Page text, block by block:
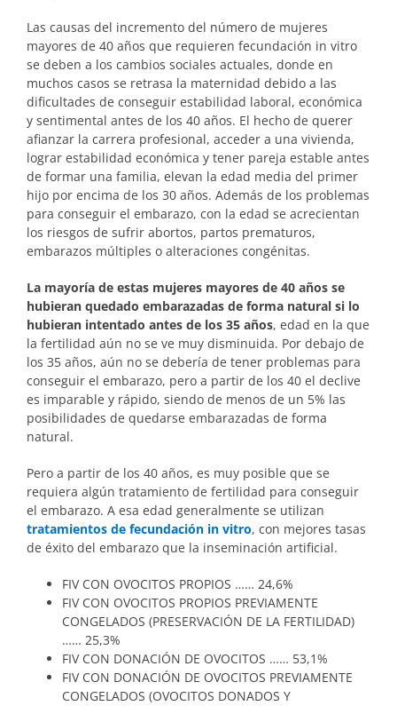
Las causas del incremento del número de mujeres
mayores de 40 años que requieren fecundación in vitro
se deben a los cambios sociales actuales, donde en
muchos casos se retrasa la maternidad debido a las
dificultades de conseguir estabilidad laboral, económica
y sentimental antes de los 40 años. El hecho de querer
afianzar la carrera profesional, acceder a una vivienda,
lograr estabilidad económica y tener pareja estable antes
de formar una familia, elevan la edad media del primer
hijo por encima de los 30 años. Además de los problemas
para conseguir el embarazo, con la edad se acrecientan
los riesgos de sufrir abortos, partos prematuros,
embarazos múltiples o alteraciones congénitas.
La mayoría de estas mujeres mayores de 40 años se
hubieran quedado embarazadas de forma natural si lo
hubieran intentado antes de los 35 años, edad en la que
la fertilidad aún no se ve muy disminuida. Por debajo de
los 35 años, aún no se debería de tener problemas para
conseguir el embarazo, pero a partir de los 40 el declive
es imparable y rápido, siendo de menos de un 5% las
posibilidades de quedarse embarazadas de forma
natural.
Pero a partir de los 40 años, es muy posible que se
requiera algún tratamiento de fertilidad para conseguir
el embarazo. A esa edad generalmente se utilizan
tratamientos de fecundación in vitro, con mejores tasas
de éxito del embarazo que la inseminación artificial.
FIV CON OVOCITOS PROPIOS …… 24,6%
FIV CON OVOCITOS PROPIOS PREVIAMENTE
CONGELADOS (PRESERVACIÓN DE LA FERTILIDAD)
…… 25,3%
FIV CON DONACIÓN DE OVOCITOS …… 53,1%
FIV CON DONACIÓN DE OVOCITOS PREVIAMENTE
CONGELADOS (OVOCITOS DONADOS Y